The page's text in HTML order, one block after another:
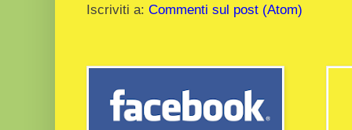
Iscriviti a: Commenti sul post (Atom)